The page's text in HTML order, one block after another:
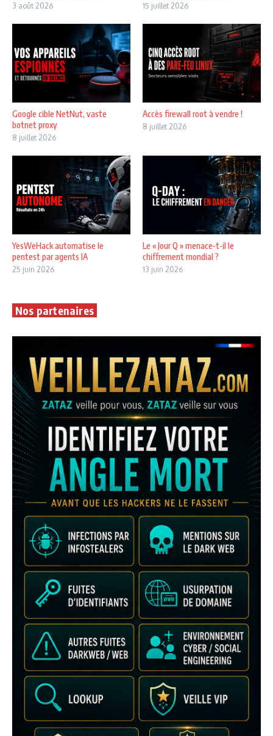
3 août 2026 15 juillet 2026
Google cible NetNut, vaste
botnet proxy
8 juillet 2026
Accès firewall root à vendre !
8 juillet 2026
YesWeHack automatise le
pentest par agents IA
25 juin 2026
Le « Jour Q » menace-t-il le
chiffrement mondial ?
13 juin 2026
Nos partenaires